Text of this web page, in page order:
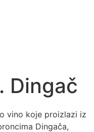
Dingač
vino koje proizlazi iz
Dingača,